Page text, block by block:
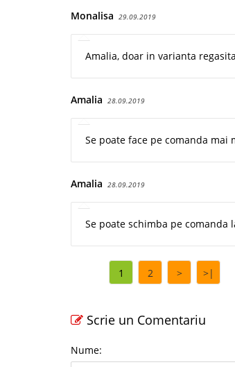
Monalisa 29.09.2019
Amalia, doar in varianta
Amalia 28.09.2019
Se poate face pe comanda mai
Amalia 28.09.2019
Se poate schimba pe comanda
1 2 > >|
Scrie un Comentariu
Nume: